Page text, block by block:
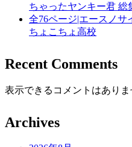
ちゃったヤンキー君 総
全76ページ|エースノサ
ちょこちょ高校
Recent Comments
表示できるコメントはありま
Archives